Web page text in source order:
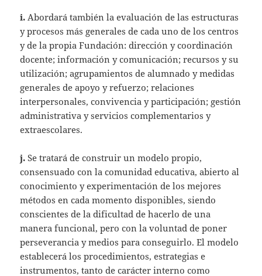
i.Abordará también la evaluación de las estructuras
y procesos más generales de cada uno de los centros
y de la propia Fundación: dirección y coordinación
docente; información y comunicación; recursos y su
utilización; agrupamientos de alumnado y medidas
generales de apoyo y refuerzo; relaciones
interpersonales, convivencia y participación; gestión
administrativa y servicios complementarios y
extraescolares.
j.Se tratará de construir un modelo propio,
consensuado con la comunidad educativa, abierto al
conocimiento y experimentación de los mejores
métodos en cada momento disponibles, siendo
conscientes de la dificultad de hacerlo de una
manera funcional, pero con la voluntad de poner
perseverancia y medios para conseguirlo. El modelo
establecerá los procedimientos, estrategias e
instrumentos, tanto de carácter interno como